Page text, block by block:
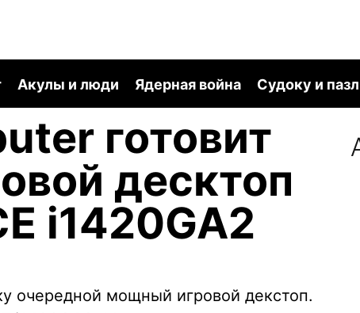
Акулы и люди Ядерная война Судоку и
готовит
десктоп
i1420GA2
очередной мощный игровой декстоп.